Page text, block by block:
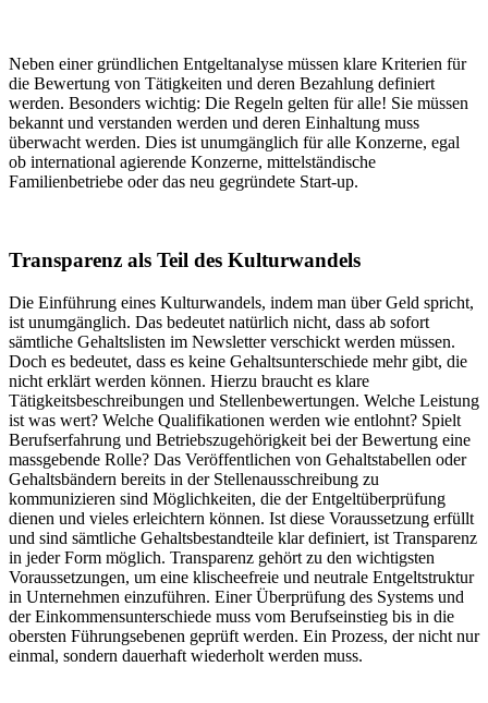
Neben einer gründlichen Entgeltanalyse müssen klare Kriterien für
die Bewertung von Tätigkeiten und deren Bezahlung definiert
werden. Besonders wichtig: Die Regeln gelten für alle! Sie müssen
bekannt und verstanden werden und deren Einhaltung muss
überwacht werden. Dies ist unumgänglich für alle Konzerne, egal
ob international agierende Konzerne, mittelständische
Familienbetriebe oder das neu gegründete Start-up.
Transparenz als Teil des Kulturwandels
Die Einführung eines Kulturwandels, indem man über Geld spricht,
ist unumgänglich. Das bedeutet natürlich nicht, dass ab sofort
sämtliche Gehaltslisten im Newsletter verschickt werden müssen.
Doch es bedeutet, dass es keine Gehaltsunterschiede mehr gibt, die
nicht erklärt werden können. Hierzu braucht es klare
Tätigkeitsbeschreibungen und Stellenbewertungen. Welche Leistung
ist was wert? Welche Qualifikationen werden wie entlohnt? Spielt
Berufserfahrung und Betriebszugehörigkeit bei der Bewertung eine
massgebende Rolle? Das Veröffentlichen von Gehaltstabellen oder
Gehaltsbändern bereits in der Stellenausschreibung zu
kommunizieren sind Möglichkeiten, die der Entgeltüberprüfung
dienen und vieles erleichtern können. Ist diese Voraussetzung erfüllt
und sind sämtliche Gehaltsbestandteile klar definiert, ist Transparenz
in jeder Form möglich. Transparenz gehört zu den wichtigsten
Voraussetzungen, um eine klischeefreie und neutrale Entgeltstruktur
in Unternehmen einzuführen. Einer Überprüfung des Systems und
der Einkommensunterschiede muss vom Berufseinstieg bis in die
obersten Führungsebenen geprüft werden. Ein Prozess, der nicht nur
einmal, sondern dauerhaft wiederholt werden muss.